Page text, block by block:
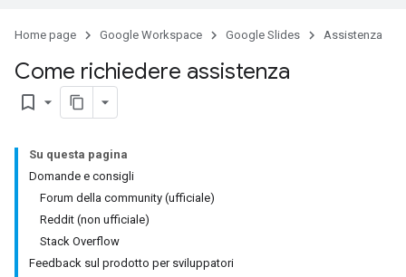
Home page Google Workspace Google Slides Assistenza
Come richiedere assistenza
bookmark_border
Su questa pagina
Domande e consigli
Forum della community (ufficiale)
Reddit (non ufficiale)
Stack Overflow
Feedback sul prodotto per sviluppatori